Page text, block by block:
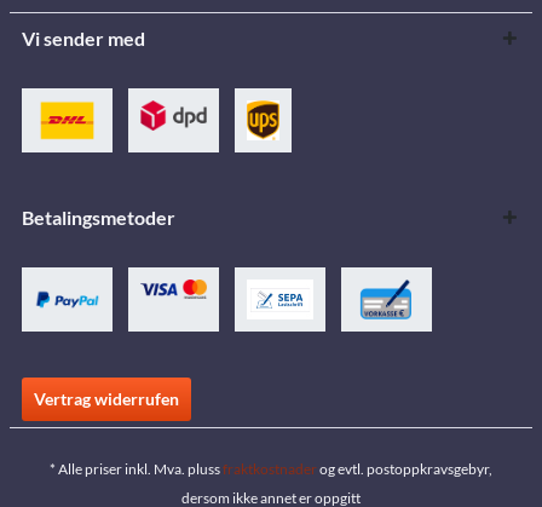
Vi sender med
Betalingsmetoder
Vertrag widerrufen
* Alle priser inkl. Mva. plussfraktkostnaderog evtl. postoppkravsgebyr,
dersom ikke annet er oppgitt